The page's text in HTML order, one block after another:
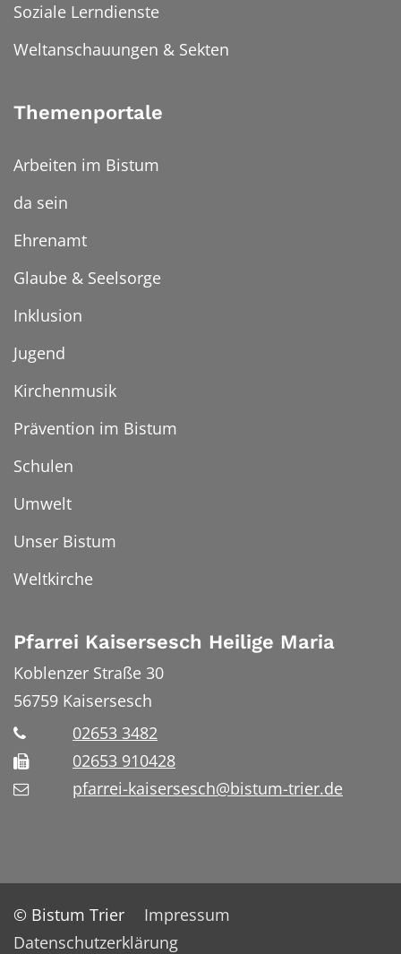
Soziale Lerndienste
Weltanschauungen & Sekten
Themenportale
Arbeiten im Bistum
da sein
Ehrenamt
Glaube & Seelsorge
Inklusion
Jugend
Kirchenmusik
Prävention im Bistum
Schulen
Umwelt
Unser Bistum
Weltkirche
Pfarrei Kaisersesch Heilige Maria
Koblenzer Straße 30
56759 Kaisersesch
02653 3482
02653 910428
pfarrei-kaisersesch@bistum-trier.de
© Bistum Trier
Impressum
Datenschutzerklärung